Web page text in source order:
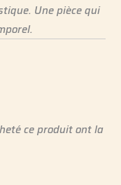
Une pièce qui
ce produit ont la